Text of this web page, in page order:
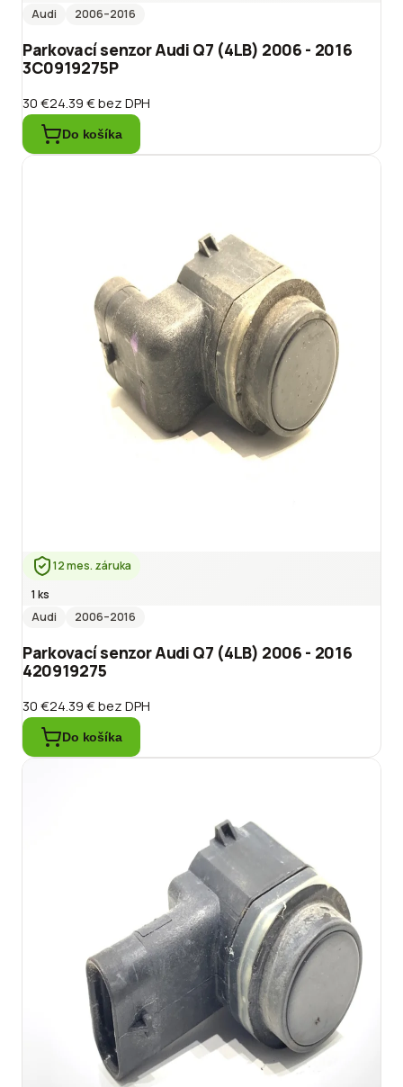
Audi
2006–2016
Parkovací senzor Audi Q7 (4LB) 2006 - 2016
3C0919275P
30 €24.39 €bez DPH
Do košíka
12 mes. záruka
1 ks
Audi
2006–2016
Parkovací senzor Audi Q7 (4LB) 2006 - 2016
420919275
30 €24.39 €bez DPH
Do košíka